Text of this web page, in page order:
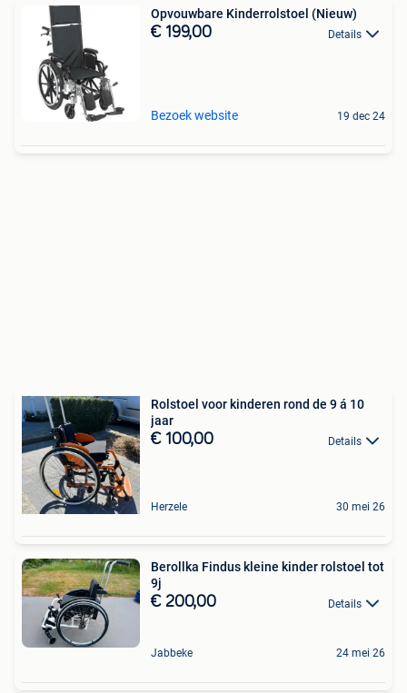
Opvouwbare Kinderrolstoel (Nieuw)
€ 199,00 Details
Bezoek website 19 dec 24
Rolstoel voor kinderen rond de 9 á 10
jaar
€ 100,00 Details
Herzele 30 mei 26
Berollka Findus kleine kinder rolstoel tot
9j
€ 200,00 Details
Jabbeke 24 mei 26